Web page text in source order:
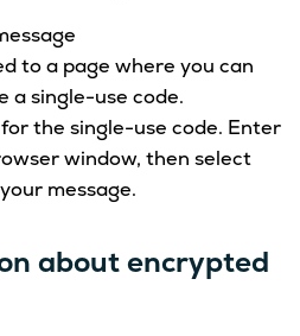
to a page where you can
a single-use code.
the single-use code. Enter
window, then select
message.
about encrypted